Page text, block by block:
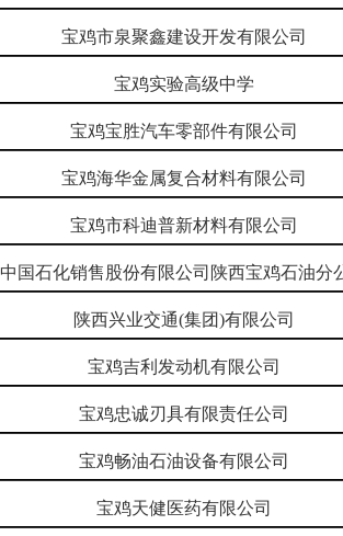
宝鸡市泉聚鑫建设开发有限公司
宝鸡实验高级中学
宝鸡宝胜汽车零部件有限公司
宝鸡海华金属复合材料有限公司
宝鸡市科迪普新材料有限公司
中国石化销售股份有限公司陕西宝鸡石油分
陕西兴业交通(集团)有限公司
宝鸡吉利发动机有限公司
宝鸡忠诚刃具有限责任公司
宝鸡畅油石油设备有限公司
宝鸡天健医药有限公司